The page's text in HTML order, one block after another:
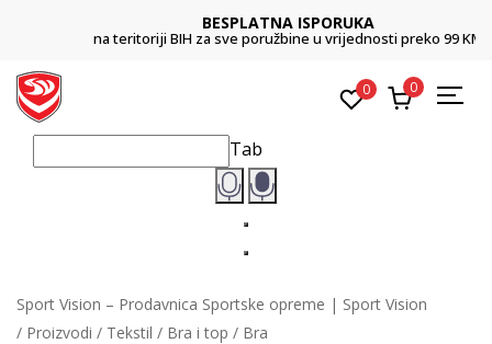
BESPLATNA ISPORUKA
na teritoriji BIH za sve poružbine u vrijednosti preko 99 KM
0 0
Tab
Sport Vision – Prodavnica Sportske opreme | Sport Vision
Proizvodi
Tekstil Bra i top
Bra